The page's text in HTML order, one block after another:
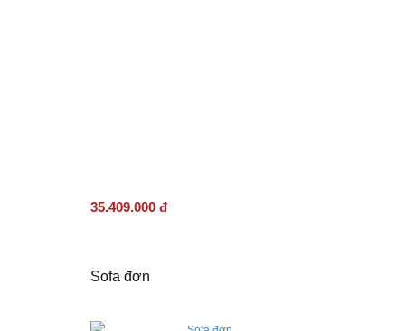
35.409.000 đ
Sofa đơn